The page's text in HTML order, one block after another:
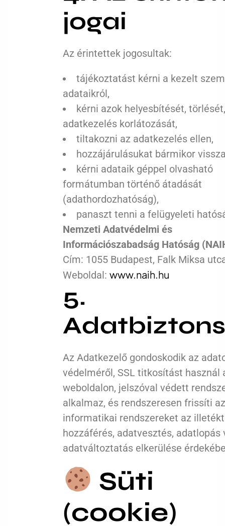
jogai
Az érintettek jogosultak:
tájékoztatást kérni a kezelt
adataikról,
kérni azok helyesbítését,
adatkezelés korlátozását,
tiltakozni az adatkezelés ellen,
hozzájárulásukat bármikor
kérni adataik géppel olvasható
formátumban történő átadását
(adathordozhatóság),
panaszt tenni a felügyeleti
Nemzeti Adatvédelmi és
Információszabadság Hatóság
Cím: 1055 Budapest, Falk Miksa
Weboldal: www.naih.hu
5.
Az Adatkezelő gondoskodik az
védelméről, SSL titkosítást használ
weboldalon, jelszóval védett
alkalmaz, és rendszeresen frissíti az
informatikai rendszereket az
hozzáférés, adatvesztés, adatlopás
adatváltoztatás elkerülése
Süti
(cookie)